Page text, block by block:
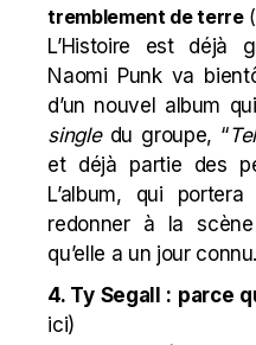
tremblement de terre(
L’Histoire est déjà
Naomi Punk va
d’un nouvel album
singledu groupe, “
et déjà partie des
L’album, qui
redonner à la
qu’elle a un jour
4. Ty Segall : parce
ici)